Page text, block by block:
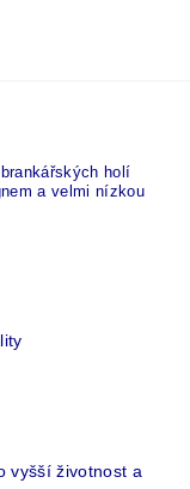
holí
a velmi nízkou
vyšší životnost a